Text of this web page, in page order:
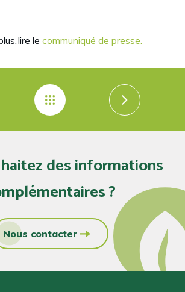
lire le communiqué de presse.
des informations
?
Nous contacter